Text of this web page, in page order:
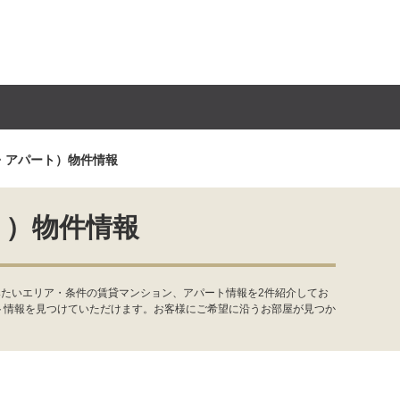
アパート）物件情報
物件情報
いエリア・条件の賃貸マンション、アパート情報を2件紹介してお
報を見つけていただけます。お客様にご希望に沿うお部屋が見つか